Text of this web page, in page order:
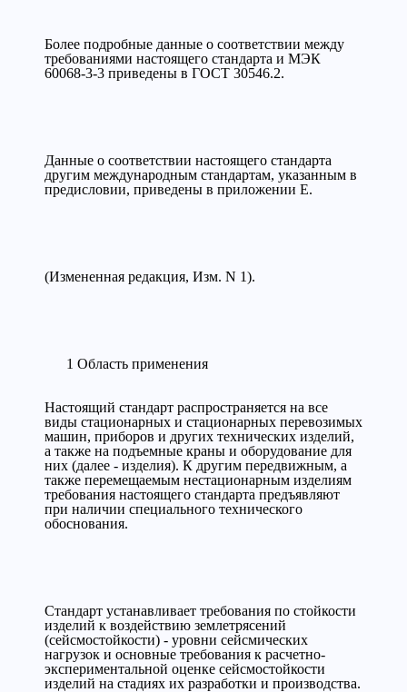
Более подробные данные о соответствии между
требованиями настоящего стандарта и МЭК
60068-3-3 приведены в ГОСТ 30546.2.
Данные о соответствии настоящего стандарта
другим международным стандартам, указанным в
предисловии, приведены в приложении Е.
(Измененная редакция, Изм. N 1).
1 Область применения
Настоящий стандарт распространяется на все
виды стационарных и стационарных перевозимых
машин, приборов и других технических изделий,
а также на подъемные краны и оборудование для
них (далее - изделия). К другим передвижным, а
также перемещаемым нестационарным изделиям
требования настоящего стандарта предъявляют
при наличии специального технического
обоснования.
Стандарт устанавливает требования по стойкости
изделий к воздействию землетрясений
(сейсмостойкости) - уровни сейсмических
нагрузок и основные требования к расчетно-
экспериментальной оценке сейсмостойкости
изделий на стадиях их разработки и производства.